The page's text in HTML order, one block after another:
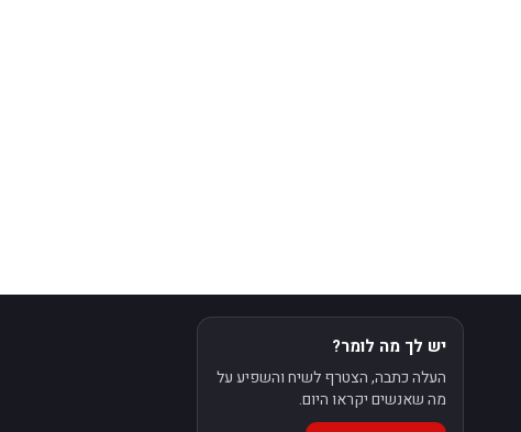
יש לך מה לומר?
העלה כתבה, הצטרף לשיח והשפיע על
מה שאנשים יקראו היום.